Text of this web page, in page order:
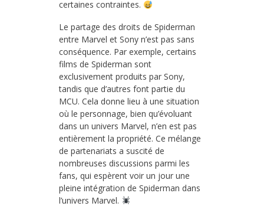
certaines contraintes.
Le partage des droits de Spiderman
entre Marvel et Sony n’est pas sans
conséquence. Par exemple, certains
films de Spiderman sont
exclusivement produits par Sony,
tandis que d’autres font partie du
MCU. Cela donne lieu à une situation
où le personnage, bien qu’évoluant
dans un univers Marvel, n’en est pas
entièrement la propriété. Ce mélange
de partenariats a suscité de
nombreuses discussions parmi les
fans, qui espèrent voir un jour une
pleine intégration de Spiderman dans
l’univers Marvel.